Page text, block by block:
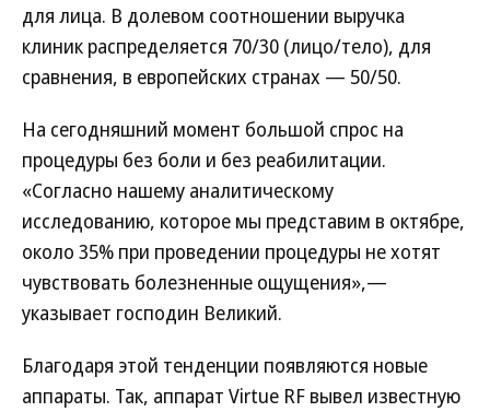
для лица. В долевом соотношении выручка
клиник распределяется 70/30 (лицо/тело), для
сравнения, в европейских странах — 50/50.
На сегодняшний момент большой спрос на
процедуры без боли и без реабилитации.
«Согласно нашему аналитическому
исследованию, которое мы представим в октябре,
около 35% при проведении процедуры не хотят
чувствовать болезненные ощущения»,—
указывает господин Великий.
Благодаря этой тенденции появляются новые
аппараты. Так, аппарат Virtue RF вывел известную